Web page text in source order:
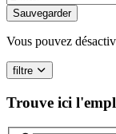
Sauvegarder
Vous pouvez
filtre
Trouve ici